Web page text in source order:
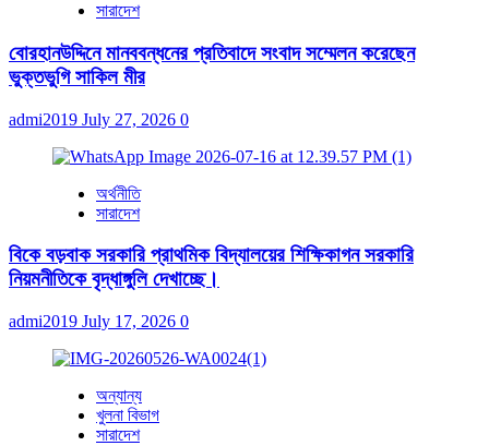
সারাদেশ
বোরহানউদ্দিনে মানববন্ধনের প্রতিবাদে সংবাদ সম্মেলন করেছেন
ভুক্তভুগি সাকিল মীর
admi2019 July 27, 2026 0
অর্থনীতি
সারাদেশ
বিকে বড়বাক সরকারি প্রাথমিক বিদ্যালয়ের শিক্ষিকাগন সরকারি
নিয়মনীতিকে বৃদ্ধাঙ্গুলি দেখাচ্ছে।
admi2019 July 17, 2026 0
অন্যান্য
খুলনা বিভাগ
সারাদেশ